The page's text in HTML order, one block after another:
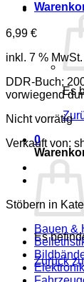
Es
0
Es
Zurück
6,99 €
inkl. 7 % MwSt.
DDR-Buch;
vorwiegend
Nicht vorrätig
Verkauft von:
Stöbern in
Bauen &